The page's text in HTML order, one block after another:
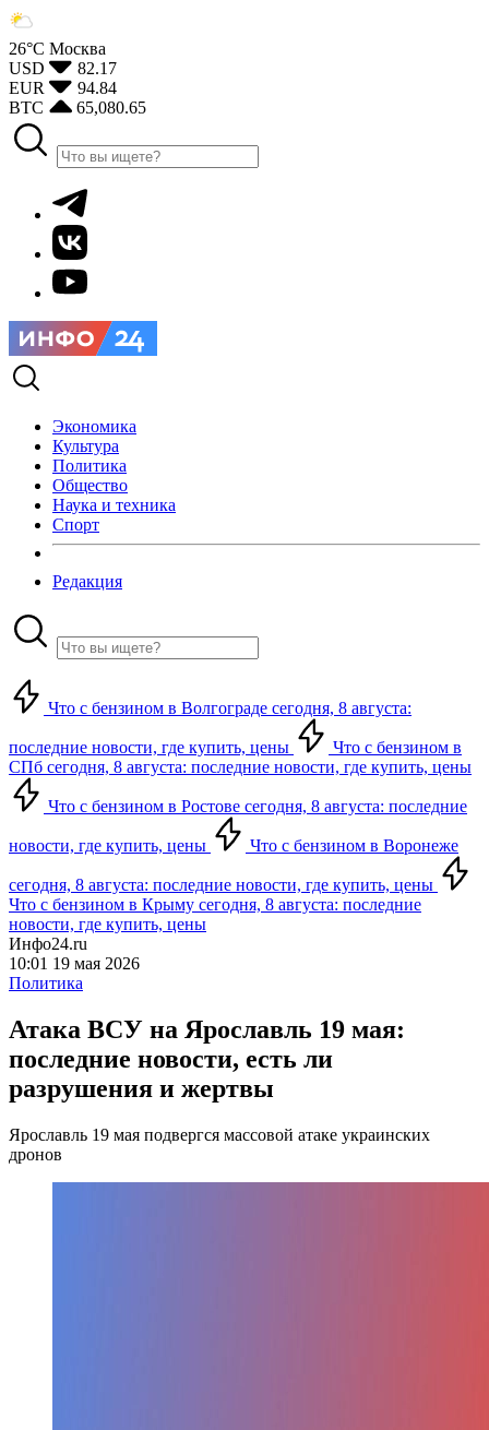
26°С Москва
USD
82.17
EUR
94.84
BTC
65,080.65
Экономика
Культура
Политика
Общество
Наука и техника
Спорт
Редакция
Что с бензином в Волгограде сегодня, 8 августа:
последние новости, где купить, цены
Что с бензином в
СПб сегодня, 8 августа: последние новости, где купить, цены
Что с бензином в Ростове сегодня, 8 августа: последние
новости, где купить, цены Что с бензином в Воронеже
сегодня, 8 августа: последние новости, где купить, цены
Что с бензином в Крыму сегодня, 8 августа: последние
новости, где купить, цены
Инфо24.ru
10:01 19 мая 2026
Политика
Атака ВСУ на Ярославль 19 мая:
последние новости, есть ли
разрушения и жертвы
Ярославль 19 мая подвергся массовой атаке украинских
дронов